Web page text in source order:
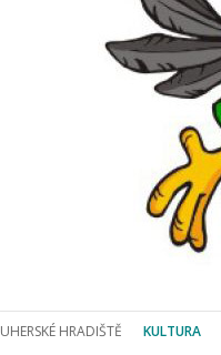
UHERSKÉ HRADIŠTĚ KULTURA